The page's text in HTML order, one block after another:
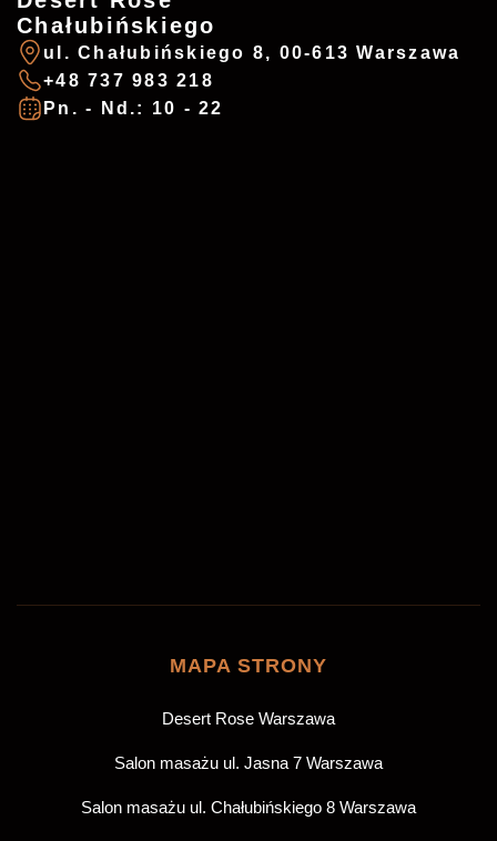
Usługa
Data i godzina
Mon. - Sun.: 10 - 22
Chałubińskiego
ul. Chałubińskiego 8, 00-613 Warszawa
+48 737 983 218
Pn. - Nd.: 10 - 22
MAPA STRONY
Desert Rose Warszawa
Salon masażu ul. Jasna 7 Warszawa
Salon masażu ul. Chałubińskiego 8 Warszawa